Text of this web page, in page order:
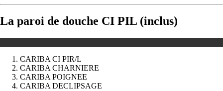
La paroi de douche CI PIL (inclus)
CARIBA CI PIR/L
CARIBA CHARNIERE
CARIBA POIGNEE
CARIBA DECLIPSAGE